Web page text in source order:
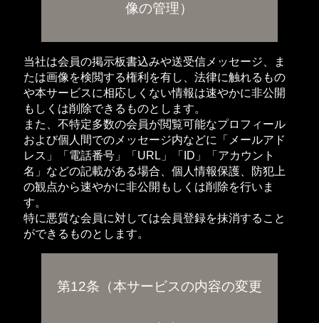
像の管理）
当社は会員の掲示板書込みや送受信メッセージ、ま
たは画像を検閲する権利を有し、法律に触れるもの
や本サービスに相応しくない情報は速やかに非公開
もしくは削除できるものとします。
また、不特定多数の会員が閲覧可能なプロフィール
および個人間でのメッセージ内などに「メールアド
レス」「電話番号」「URL」「ID」「アカウント
名」などの記載がある場合、個人情報保護、防犯上
の観点から速やかに非公開もしくは削除を行いま
す。
特に悪質な会員に対しては会員登録を抹消すること
ができるものとします。
第12条（本サービスの内容の変更